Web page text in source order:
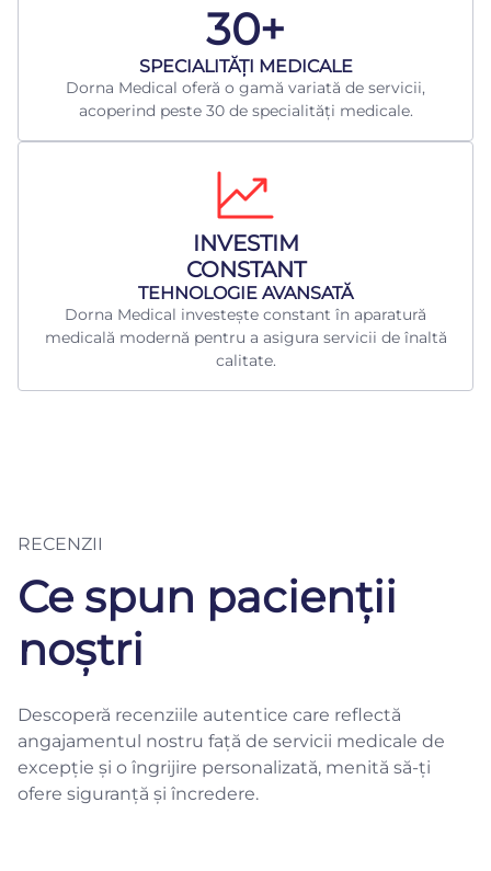
30+
​SPECIALITĂȚI MEDICALE
Dorna Medical oferă o gamă variată de servicii,
acoperind peste 30 de specialități medicale.
INVESTIM
CONSTANT
TEHNOLOGIE AVANSATĂ
Dorna Medical investește constant în aparatură
medicală modernă pentru a asigura servicii de înaltă
calitate.
RECENZII
Ce spun pacienții
noștri
Descoperă recenziile autentice care reflectă
angajamentul nostru față de servicii medicale de
excepție și o îngrijire personalizată, menită să-ți
ofere siguranță și încredere.